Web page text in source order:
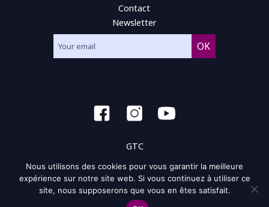
Contact
Newsletter
GTC
General condition of use
Privacy policy and policy of the cookie
Nous utilisons des cookies pour vous garantir la meilleure
expérience sur notre site web. Si vous continuez à utiliser ce
site, nous supposerons que vous en êtes satisfait.